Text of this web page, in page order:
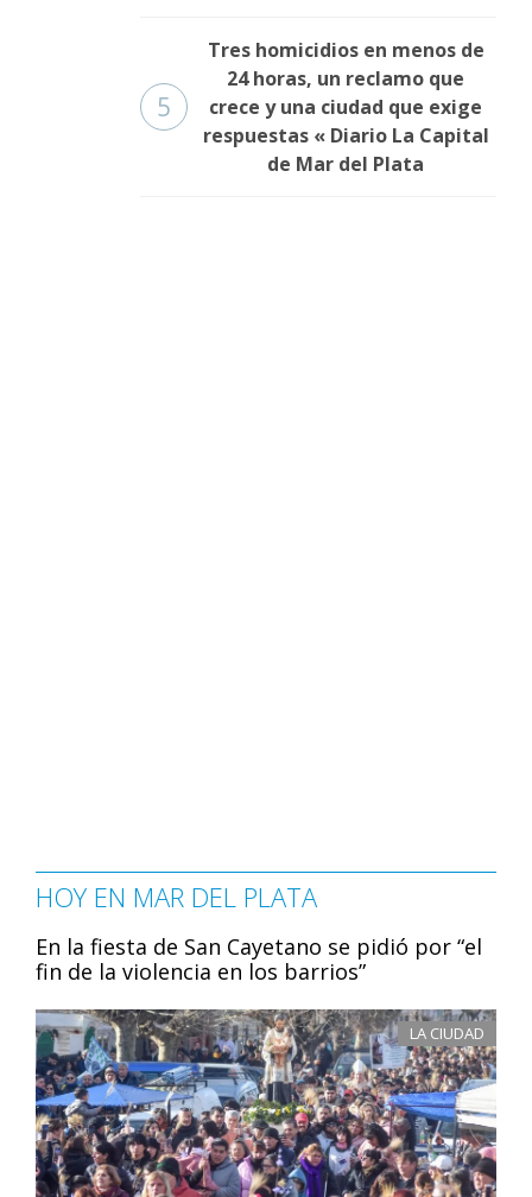
5
Tres homicidios en menos de
24 horas, un reclamo que
crece y una ciudad que exige
respuestas « Diario La Capital
de Mar del Plata
HOY EN MAR DEL PLATA
En la fiesta de San Cayetano se pidió por “el
fin de la violencia en los barrios”
LA CIUDAD